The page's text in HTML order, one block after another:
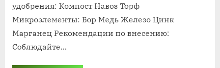
удобрения: Компост Навоз Торф
Микроэлементы: Бор Медь Железо Цинк
Марганец Рекомендации по внесению:
Соблюдайте…